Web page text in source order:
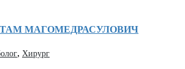
МАГОМЕДРАСУЛОВИЧ
, Хирург